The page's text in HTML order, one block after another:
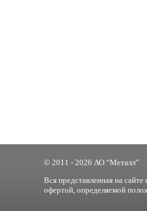
© 2011 - 2026 АО “Металл”
Вся представленная на
офертой, определяемой